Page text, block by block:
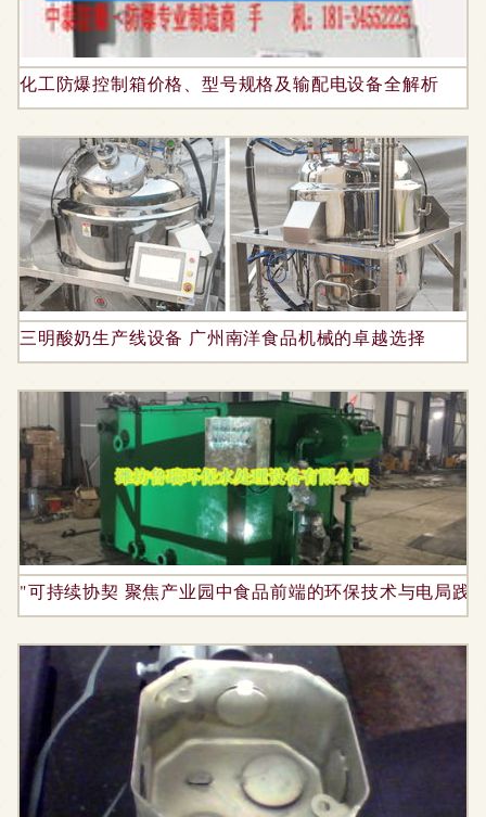
化工防爆控制箱价格、型号规格及输配电设备全解析
三明酸奶生产线设备 广州南洋食品机械的卓越选择
"可持续协契 聚焦产业园中食品前端的环保技术与电局践